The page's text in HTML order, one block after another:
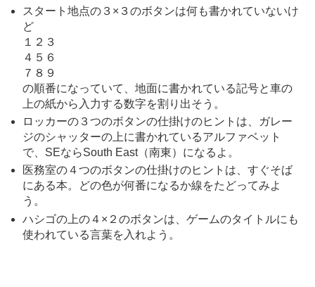
スタート地点の３×３のボタンは何も書かれていないけ
ど
１２３
４５６
７８９
の順番になっていて、地面に書かれている記号と車の
上の紙から入力する数字を割り出そう。
ロッカーの３つのボタンの仕掛けのヒントは、ガレー
ジのシャッターの上に書かれているアルファベット
で、SEならSouth East（南東）になるよ。
医務室の４つのボタンの仕掛けのヒントは、すぐそば
にある本。どの色が何番になるか線をたどってみよ
う。
ハシゴの上の４×２のボタンは、ゲームのタイトルにも
使われている言葉を入れよう。